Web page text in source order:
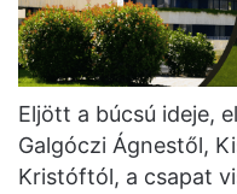
Eljött a búcsú ideje,
Galgóczi Ágnestől,
Kristóftól, a csapat